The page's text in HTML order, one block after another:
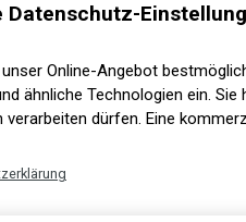
Datenschutz-
Online-Angebot
ähnliche Technologien ein.
verarbeiten dürfen. Eine